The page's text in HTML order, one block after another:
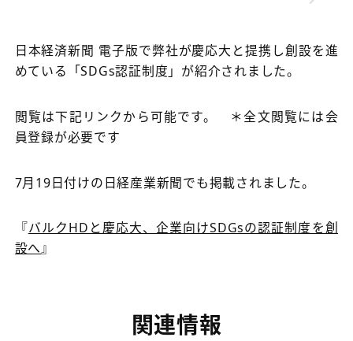
日本経済新聞 電子版で弊社が慶応大と提携し創設を進
めている「SDGs認証制度」が紹介されました。
閲覧は下記リンクから可能です。 ＊全文閲覧には会
員登録が必要です
7月19日付けの日経産業新聞でも掲載されました。
『バルクHDと慶応大、企業向けSDGsの認証制度を創
設へ』
関連情報